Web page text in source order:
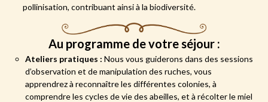
pollinisation, contribuant ainsi à la biodiversité.
Au programme de votre séjour :
Ateliers pratiques : Nous vous guiderons dans des sessions
d’observation et de manipulation des ruches, vous
apprendrez à reconnaître les différentes colonies, à
comprendre les cycles de vie des abeilles, et à récolter le miel